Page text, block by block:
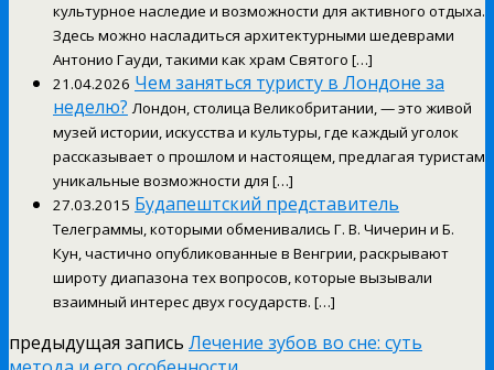
культурное наследие и возможности для активного отдыха.
Здесь можно насладиться архитектурными шедеврами
Антонио Гауди, такими как храм Святого […]
21.04.2026 Чем заняться туристу в Лондоне за
неделю? Лондон, столица Великобритании, — это живой
музей истории, искусства и культуры, где каждый уголок
рассказывает о прошлом и настоящем, предлагая туристам
уникальные возможности для […]
27.03.2015 Будапештский представитель
Телеграммы, которыми обменивались Г. В. Чичерин и Б.
Кун, частично опубликованные в Венгрии, раскрывают
широту диапазона тех вопросов, которые вызывали
взаимный интерес двух государств. […]
предыдущая запись Лечение зубов во сне: суть